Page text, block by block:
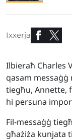
Ixxerja
Ilbieraħ Charles
qasam
tiegħu, Annette,
hi persuna
Fil-messaġġ
għażiża kunjata